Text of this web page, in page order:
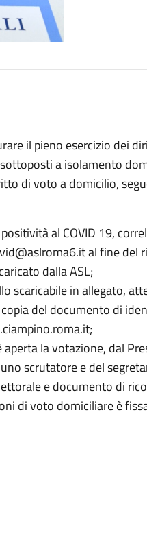
il pieno esercizio dei
a isolamento
di voto a domicilio,
al COVID 19,
al fine del
dalla ASL;
scaricabile in allegato,
del documento di
la votazione, dal
scrutatore e del
e documento di
di voto domiciliare è